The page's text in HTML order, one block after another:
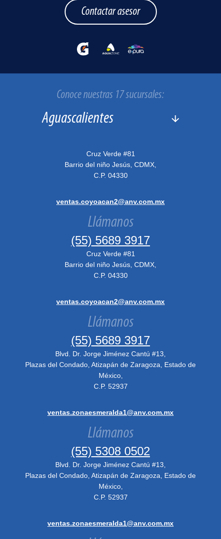
Contactar asesor
Conoce nuestras 17 sucursales:
Cruz Verde #81
Barrio del niño Jesús, CDMX,
C.P. 04330
ventas.coyoacan2@anv.com.mx
Llámanos
(55) 5689 3917
Cruz Verde #81
Barrio del niño Jesús, CDMX,
C.P. 04330
ventas.coyoacan2@anv.com.mx
Llámanos
(55) 5689 3917
Blvd. Dr. Jorge Jiménez Cantú #13,
Plazas del Condado, Atizapán de Zaragoza, Estado de
México,
C.P. 52937
ventas.zonaesmeralda1@anv.com.mx
Llámanos
(55) 5308 0502
Blvd. Dr. Jorge Jiménez Cantú #13,
Plazas del Condado, Atizapán de Zaragoza, Estado de
México,
C.P. 52937
ventas.zonaesmeralda1@anv.com.mx